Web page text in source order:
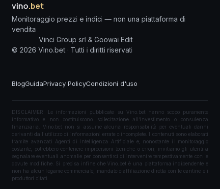
vino.bet
Monitoraggio prezzi e indici — non una piattaforma di
vendita
Vinci Group srl & Goowai Edit
© 2026 Vino.bet · Tutti i diritti riservati
BlogGuidaPrivacy PolicyCondizioni d'uso
DISCLAIMER: Le informazioni pubblicate su Vino.bet hanno scopo puramente
informativo e non costituiscono sollecitazione all'investimento o consulenza
finanziaria. Vino.bet non si assume alcuna responsabilità per eventuali danni
derivanti dall'utilizzo di informazioni errate o incomplete. I contenuti sono elaborati
tramite avanzati Agenti di Intelligenza Artificiale e, nonostante il monitoraggio
costante, potrebbero contenere imprecisioni tecniche o errori; invitiamo gli utenti a
segnalare eventuali anomalie per consentirci di intervenire tempestivamente con le
dovute modifiche. Si precisa infine che Vino.bet è una piattaforma indipendente e
non ha alcun legame commerciale, mandato o affiliazione diretta con le cantine e i
produttori citati.